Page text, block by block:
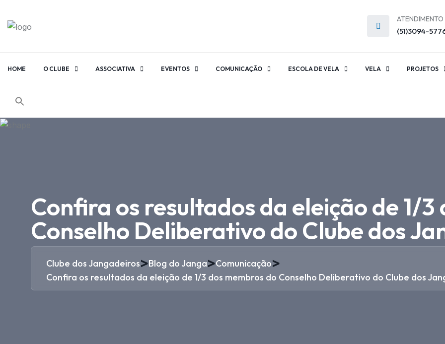
ATENDIMENTO
(51)3094-
HOME O CLUBE ASSOCIATIVA EVENTOS COMUNICAÇÃO ESCOLA DE VELA VELA PROJETOS
Confira os resultados da eleição de 1/
Conselho Deliberativo do Clube dos
Clube dos Jangadeiros>Blog do Janga>Comunicação>
Confira os resultados da eleição de 1/3 dos membros do Conselho Deliberativo do Clube dos